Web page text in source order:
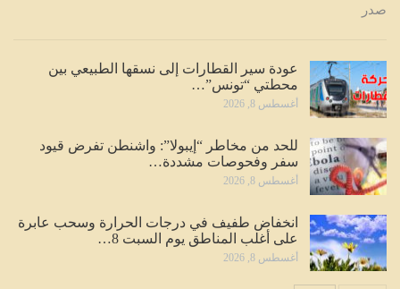
صدر
عودة سير القطارات إلى نسقها الطبيعي بين
محطتي “تونس”…
أغسطس 8, 2026
للحد من مخاطر “إيبولا”: واشنطن تفرض قيود
سفر وفحوصات مشددة…
أغسطس 8, 2026
انخفاض طفيف في درجات الحرارة وسحب عابرة
على أغلب المناطق يوم السبت 8…
أغسطس 8, 2026